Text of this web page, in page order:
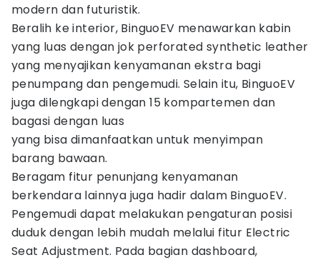
modern dan futuristik.
Beralih ke interior, BinguoEV menawarkan kabin
yang luas dengan jok perforated synthetic leather
yang menyajikan kenyamanan ekstra bagi
penumpang dan pengemudi. Selain itu, BinguoEV
juga dilengkapi dengan 15 kompartemen dan
bagasi dengan luas
yang bisa dimanfaatkan untuk menyimpan
barang bawaan.
Beragam fitur penunjang kenyamanan
berkendara lainnya juga hadir dalam BinguoEV.
Pengemudi dapat melakukan pengaturan posisi
duduk dengan lebih mudah melalui fitur Electric
Seat Adjustment. Pada bagian dashboard,